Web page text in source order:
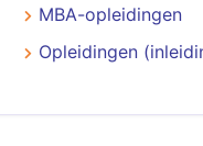
MBA-opleidingen
Opleidingen